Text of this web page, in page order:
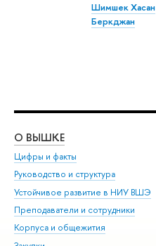
Шимшек Хасан
Беркджан
О ВЫШКЕ
Цифры и факты
Руководство и структура
Устойчивое развитие в НИУ ВШЭ
Преподаватели и сотрудники
Корпуса и общежития